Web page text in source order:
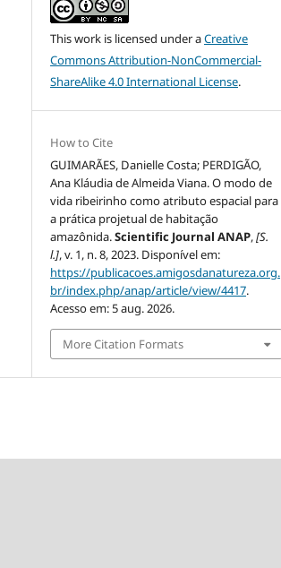
This work is licensed under aCreative
Commons Attribution-NonCommercial-
ShareAlike 4.0 International License.
How to Cite
GUIMARÃES, Danielle Costa; PERDIGÃO,
Ana Kláudia de Almeida Viana. O modo de
vida ribeirinho como atributo espacial para
a prática projetual de habitação
amazônida.Scientific Journal ANAP,[S.
l.], v. 1, n. 8, 2023. Disponível em:
https://publicacoes.amigosdanatureza.org.
br/index.php/anap/article/view/4417.
Acesso em: 5 aug. 2026.
More Citation Formats